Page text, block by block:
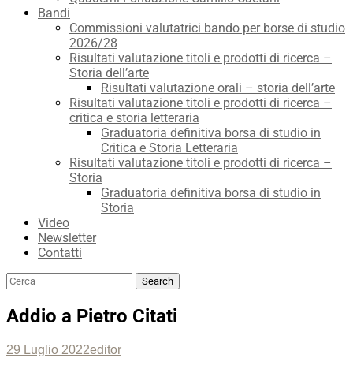
Bandi
Commissioni valutatrici bando per borse di studio
2026/28
Risultati valutazione titoli e prodotti di ricerca –
Storia dell’arte
Risultati valutazione orali – storia dell’arte
Risultati valutazione titoli e prodotti di ricerca –
critica e storia letteraria
Graduatoria definitiva borsa di studio in
Critica e Storia Letteraria
Risultati valutazione titoli e prodotti di ricerca –
Storia
Graduatoria definitiva borsa di studio in
Storia
Video
Newsletter
Contatti
Search
Search
Addio a Pietro Citati
Posted
29 Luglio 2022Author
editor